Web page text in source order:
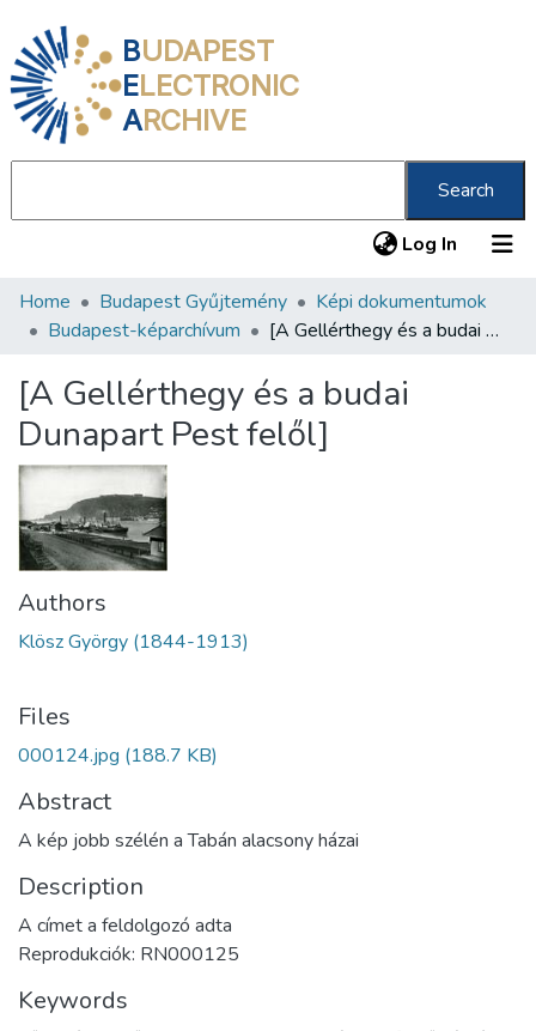
BUDAPEST
ELECTRONIC
ARCHIVE
Search
Log In (current)
Communities & Collections
Statistics
About us
Home Budapest Gyűjtemény
Képi dokumentumok
Budapest-képarchívum
[A Gellérthegy és a budai Dunapart Pest felől]
[A Gellérthegy és a budai
Dunapart Pest felől]
Authors
Klösz György (1844-1913)
Files
000124.jpg (188.7 KB)
Abstract
A kép jobb szélén a Tabán alacsony házai
Description
A címet a feldolgozó adta
Reprodukciók: RN000125
Keywords